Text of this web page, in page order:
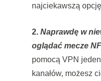
najciekawszą
2. Naprawdę w
oglądać mecze
pomocą VPN
kanałów, możesz